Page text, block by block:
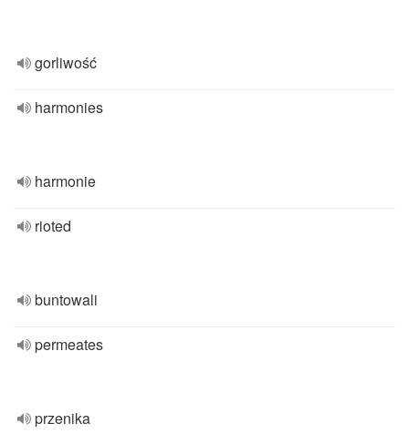
gorliwość
harmonies
harmonie
rioted
buntowali
permeates
przenika